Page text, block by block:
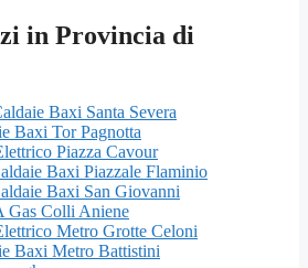
in Provincia di
Baxi Santa Severa
Baxi Tor Pagnotta
Piazza Cavour
Baxi Piazzale Flaminio
Baxi San Giovanni
Gas Colli Aniene
Metro Grotte Celoni
Baxi Metro Battistini